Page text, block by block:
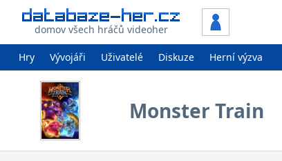
domov všech hráčů videoher
Hry Vývojáři Uživatelé Diskuze Herní výzva
Monster Train